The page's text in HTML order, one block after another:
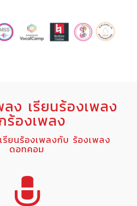
ง เรียนร้องเพลง
ร้องเพลง
รียนร้องเพลงกับ ร้องเพลง
ดอทคอม